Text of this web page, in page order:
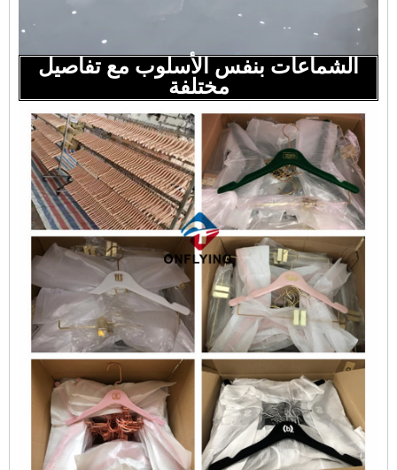
الشماعات بنفس الأسلوب مع تفاصيل
مختلفة